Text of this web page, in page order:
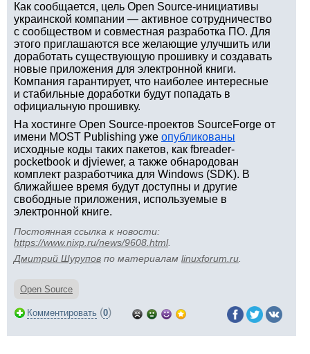
Как сообщается, цель Open Source-инициативы
украинской компании — активное сотрудничество
с сообществом и совместная разработка ПО. Для
этого приглашаются все желающие улучшить или
доработать существующую прошивку и создавать
новые приложения для электронной книги.
Компания гарантирует, что наиболее интересные
и стабильные доработки будут попадать в
официальную прошивку.
На хостинге Open Source-проектов SourceForge от
имени MOST Publishing уже опубликованы
исходные коды таких пакетов, как fbreader-
pocketbook и djviewer, а также обнародован
комплект разработчика для Windows (SDK). В
ближайшее время будут доступны и другие
свободные приложения, используемые в
электронной книге.
Постоянная ссылка к новости:
https://www.nixp.ru/news/9608.html.
Дмитрий Шурупов по материалам linuxforum.ru
Open Source
Комментировать (0)